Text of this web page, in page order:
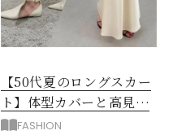
【50代夏のロングスカー
ト】体型カバーと高見え
を叶える4コーデ
FASHION